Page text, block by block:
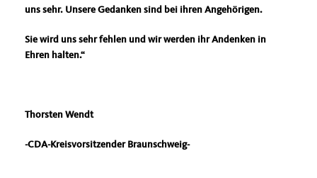
uns sehr. Unsere Gedanken sind bei ihren Angehörigen.
Sie wird uns sehr fehlen und wir werden ihr Andenken in
Ehren halten.“
Thorsten Wendt
-CDA-Kreisvorsitzender Braunschweig-